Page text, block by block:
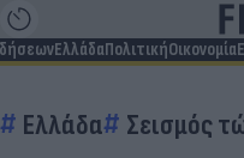
ΕλλάδαΠολιτικήΟικονομία
Ελλάδα Σεισμός